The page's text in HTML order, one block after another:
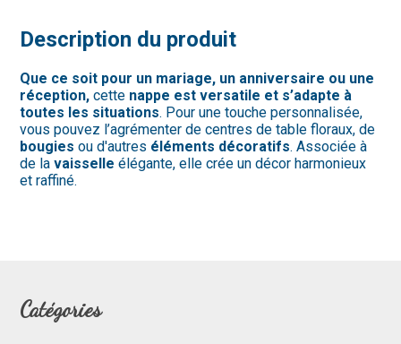
Description du produit
Que ce soit pour un mariage, un anniversaire ou une
réception, cette nappe est versatile et s’adapte à
toutes les situations. Pour une touche personnalisée,
vous pouvez l’agrémenter de centres de table floraux, de
bougies ou d'autres éléments décoratifs. Associée à
de lavaisselle élégante, elle crée un décor harmonieux
et raffiné.
Catégories